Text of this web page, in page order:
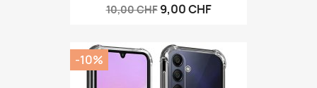
10,00 CHF 9,00 CHF
-10%